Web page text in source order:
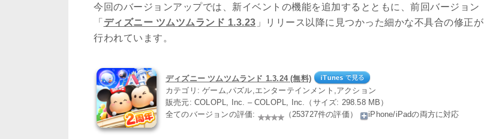
今回のバージョンアップでは、新イベントの機能を追加するとともに、前回バージョン
「 ディズニー ツムツムランド 1.3.23 」リリース以降に見つかった細かな不具合の修正が
行われています。
ディズニー ツムツムランド 1.3.24 (無料)
カテゴリ: ゲーム,パズル,エンターテインメント,アクション
販売元: COLOPL, Inc. – COLOPL, Inc.（サイズ: 298.58 MB）
全てのバージョンの評価:
（253727件の評価） iPhone/iPadの両方に対応